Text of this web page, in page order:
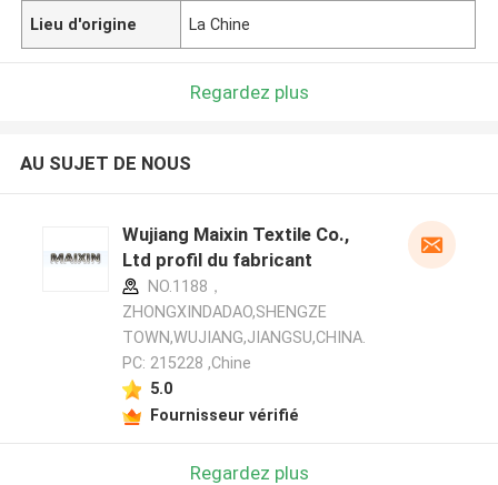
Lieu d'origine La Chine
Regardez plus
AU SUJET DE NOUS
Wujiang Maixin Textile Co.,
Ltd profil du fabricant
NO.1188，
ZHONGXINDADAO,SHENGZE
TOWN,WUJIANG,JIANGSU,CHINA.
PC: 215228 ,Chine
5.0
Fournisseur vérifié
Regardez plus